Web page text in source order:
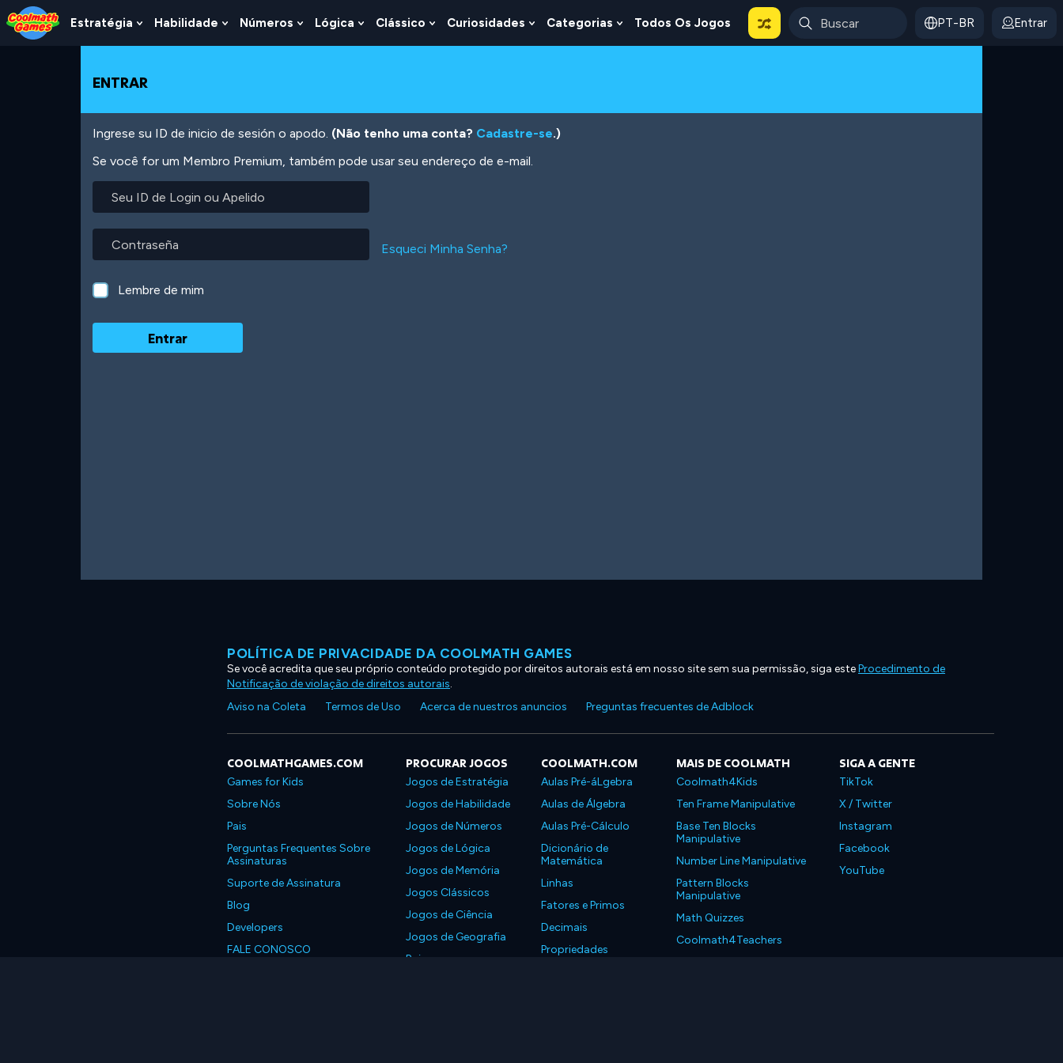
Skip
to
Top
Skip
to
Navigation
Skip
to
Main
Skip
to
Footer
para
Estratégia Show
Submenu
Estratégia
Habilidade Show
Submenu
Números Show
Submenu
Lógica Show
Submenu
Clássico Show
Submenu
Curiosidades Show
Submenu
Categorias Show
Submenu
Todos Os Jogos PT-BR Entrar
ENTRAR
Ingrese su ID de inicio de sesión o apodo. (Não tenho uma conta? Cadastre-se.)
Se você for um Membro Premium, também pode usar seu endereço de e-mail.
Login
Apelido
Esqueci Minha Senha?
Lembre de mim
POLÍTICA DE PRIVACIDADE DA COOLMATH GAMES
Se você acredita que seu próprio conteúdo protegido por direitos autorais está em nosso site sem sua permissão, siga esteProcedimento de
Notificação de violação de direitos autorais.
Aviso na Coleta
Termos de Uso Acerca de nuestros anuncios Preguntas frecuentes de Adblock
COOLMATHGAMES.COM
Games for Kids
Sobre Nós
Pais
Perguntas Frequentes Sobre
Assinaturas
Suporte de Assinatura
Blog
Developers
FALE CONOSCO
PROCURAR JOGOS
Jogos de Estratégia
Jogos de Habilidade
Jogos de Números
Jogos de Lógica
Jogos de Memória
Jogos Clássicos
Jogos de Ciência
Jogos de Geografia
Baixe nossos
COOLMATH.COM
Aulas Pré-áLgebra
Aulas de Álgebra
Aulas Pré-Cálculo
Dicionário de
Matemática
Linhas
Fatores e Primos
Decimais
Propriedades
MAIS DE COOLMATH
Coolmath4Kids
Ten Frame Manipulative
Base Ten Blocks
Manipulative
Number Line Manipulative
Pattern Blocks
Manipulative
Math Quizzes
Coolmath4Teachers
SIGA A GENTE
TikTok
X / Twitter
Instagram
Facebook
YouTube